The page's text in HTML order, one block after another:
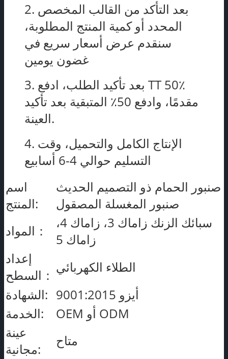
2. بعد التأكد من القالب المخصص
المحدد أو كمية المنتج المطلوبة،
سنقدم عرض أسعار سريع في
غضون يومين
3. بعد تأكيد الطلب، ادفع TT 50٪
مقدمًا، وادفع 50٪ المتبقية بعد تأكيد
العينة.
4. الإنتاج الكامل والتحميل، وقت
التسليم حوالي 4-6 أسابيع
اسم
المنتج:
صنبور الحمام ذو التصميم الحديث
صنبور المغسلة المصقول
المواد：
سبائك الزنك زاماك 3، زاماك 4،
زاماك 5
إعداد
السطح： الطلاء الكهربائي
الشهادة:
أيزو 9001:2015
الخدمة:
OEM أو ODM
عينة
مجانية:
متاح